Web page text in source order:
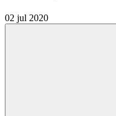
02 jul 2020